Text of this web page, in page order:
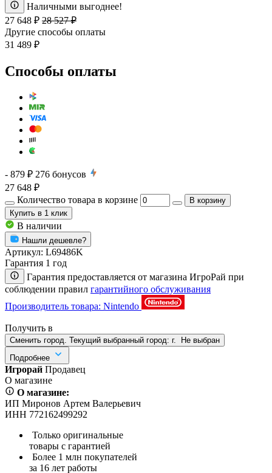
Наличными выгоднее!
27 648 ₽ 28 527 ₽
Другие способы оплаты
31 489 ₽
Способы оплаты
- 879 ₽ 276 бонусов
27 648 ₽
Количество товара в корзине
В корзину
Купить в 1 клик
В наличии
Нашли дешевле?
Артикул: L69486K
Гарантия 1 год
Гарантия предоставляется от магазина ИгроРай при
соблюдении правил гарантийного обслуживания
Производитель товара: Nintendo
Получить в
Сменить город. Текущий выбранный город: г.
Не выбран
Подробнее
Игрорай Продавец
О магазине
О магазине:
ИП Миронов Артем Валерьевич
ИНН 772162499292
Только оригинальные
товары с гарантией
Более 1 млн покупателей
за 16 лет работы